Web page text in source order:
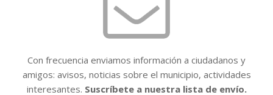
Con frecuencia enviamos información a ciudadanos y
amigos: avisos, noticias sobre el municipio, actividades
interesantes. Suscríbete a nuestra lista de envío.